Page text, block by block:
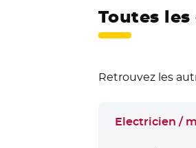
Toutes
Retrouvez les
Electricien /